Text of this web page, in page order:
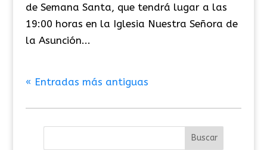
de Semana Santa, que tendrá lugar a las
19:00 horas en la Iglesia Nuestra Señora de
la Asunción...
« Entradas más antiguas